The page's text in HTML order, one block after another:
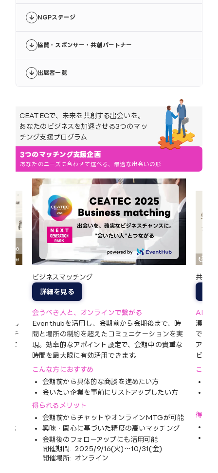
NGPステージ
協賛・スポンサー・共創パートナー
出展者一覧
CEATECで、未来を共創する出会いを。
あなたのビジネスを加速させる3つのマッ
チング支援プログラム
3つのマッチング支援企画
あなたのニーズに合わせて選べる、最適な出会いの形
選し
ッテ
しま
大化
ビジネスマッチング
詳細を見る
会うべき人と、オンラインで繋がる
Eventhubを活用し、会期前から会期後まで、時
間と場所の制約を超えたコミュニケーションを実
現。効率的なアポイント設定で、会期中の貴重な
時間を最大限に有効活用できます。
こんな方におすすめ
会期前から具体的な商談を進めたい方
会いたい企業を事前にリストアップしたい方
得られるメリット
会期前からチャットやオンラインMTGが可能
興味・関心に基づいた精度の高いマッチング
会期後のフォローアップにも活用可能
開催期間: 2025/9/16(火)～10/31(金)
開催場所: オンライン
共創ア
AIが、
漠然と
で、AI
アの”
ビジ
こん
得られ